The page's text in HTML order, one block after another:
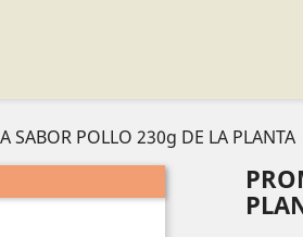
SABOR POLLO 230g DE LA PLANTA